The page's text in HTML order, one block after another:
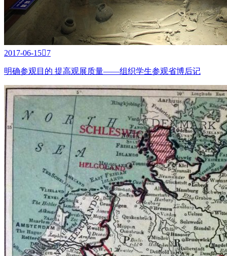
2017-06-157
明确参观目的 提高观展质量——组织学生参观省博后记